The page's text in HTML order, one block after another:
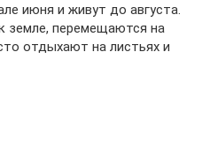
июня и живут до августа.
земле, перемещаются на
отдыхают на листьях и